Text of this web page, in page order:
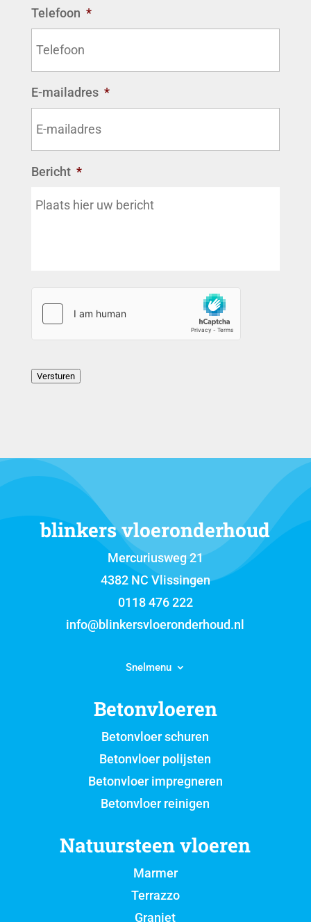
Telefoon *
E-mailadres *
Bericht *
Versturen
blinkers vloeronderhoud
Mercuriusweg 21
4382 NC Vlissingen
0118 476 222
info@blinkersvloeronderhoud.nl
Snelmenu
Betonvloeren
Betonvloer schuren
Betonvloer polijsten
Betonvloer impregneren
Betonvloer reinigen
Natuursteen vloeren
Marmer
Terrazzo
Graniet